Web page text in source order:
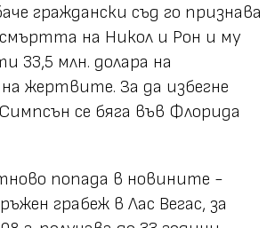
граждански съд го признава
смъртта на Никол и Рон и му
33,5 млн. долара на
жертвите. За да избегне
се бяга във Флорида
попада в новините -
грабеж в Лас Вегас, за